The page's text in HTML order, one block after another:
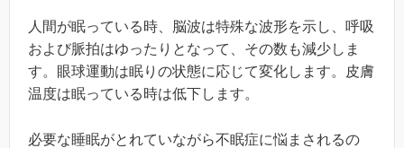
人間が眠っている時、脳波は特殊な波形を示し、呼吸
および脈拍はゆったりとなって、その数も減少しま
す。眼球運動は眠りの状態に応じて変化します。皮膚
温度は眠っている時は低下します。
必要な睡眠がとれていながら不眠症に悩まされるの